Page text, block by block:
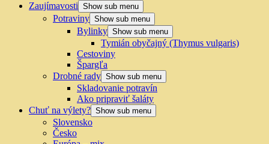
Zaujímavosti Show sub menu
Potraviny Show sub menu
Bylinky Show sub menu
Tymián obyčajný (Thymus vulgaris)
Cestoviny
Špargľa
Drobné rady Show sub menu
Skladovanie potravín
Ako pripraviť šaláty
Chuť na výlety? Show sub menu
Slovensko
Česko